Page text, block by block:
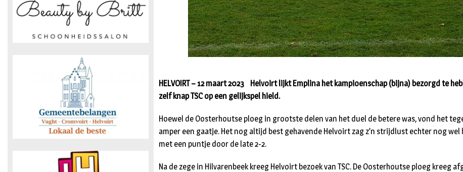
HELVOIRT – 12 maart 2023 Helvoirt lijkt Emplina het kampioenschap (bijna) bezorgd te
zelf knap TSC op een gelijkspel hield.
Hoewel de Oosterhoutse ploeg in grootste delen van het duel de betere was, vond het
amper een gaatje. Het nog altijd best gehavende Helvoirt zag z’n strijdlust echter nog
met een puntje door de late 2-2.
Na de zege in Hilvarenbeek kreeg Helvoirt bezoek van TSC. De Oosterhoutse ploeg kreeg